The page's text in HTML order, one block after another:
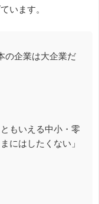
います。
の企業は大企業だ
もいえる中小・零
にはしたくない」